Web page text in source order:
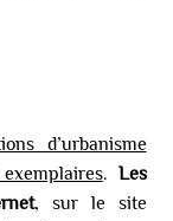
d’urbanisme
. Les
, sur le site